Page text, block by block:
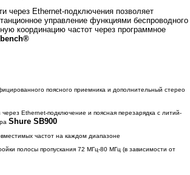
через Ethernet-подключения позволяет
управление функциями беспроводного
координацию частот через программное
поясного приемника и дополнительный стерео
Ethernet-подключение и поясная перезарядка с литий-
Shure SB900
частот на каждом диапазоне
полосы пропускания 72 МГц-80 МГц (в зависимости от